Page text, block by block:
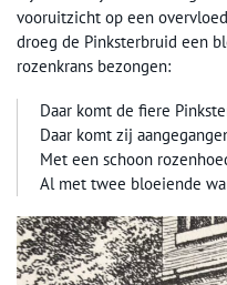
vooruitzicht op een
droeg de Pinksterbruid een
rozenkrans bezongen:
Daar komt de fiere
Daar komt zij
Met een schoon
Al met twee bloeiende